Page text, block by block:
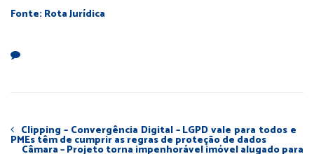
Fonte: Rota Jurídica
Clipping – Convergência Digital – LGPD vale para todos e
PMEs têm de cumprir as regras de proteção de dados
Câmara – Projeto torna impenhorável imóvel alugado para